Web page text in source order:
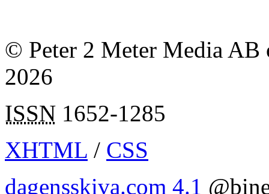
© Peter 2 Meter Media AB
2026
ISSN 1652-1285
XHTML / CSS
dagensskiva.com 4.1